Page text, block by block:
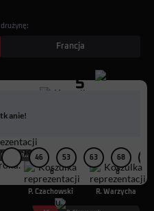
Francja
5
6
P. Czachowski
8
R. Warzycha
R. Tarasiewicz 46 53 63 68